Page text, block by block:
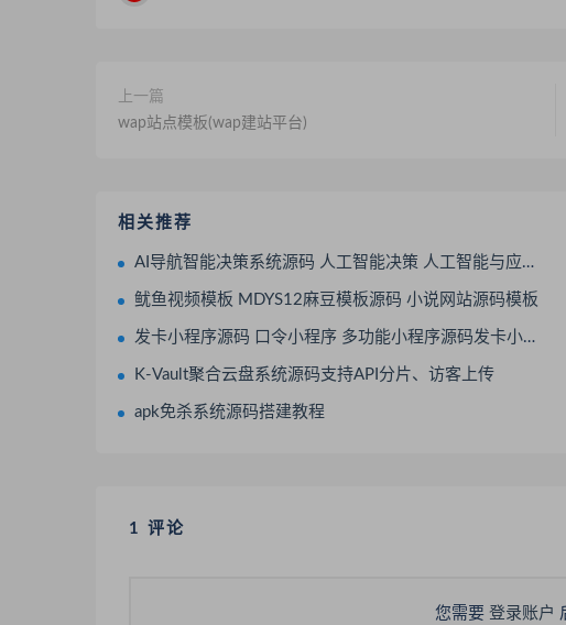
上一篇
wap站点模板(wap建站平台)
相关推荐
AI导航智能决策系统源码 人工智能决策 人工智能与应用 附教程
鱿鱼视频模板 MDYS12麻豆模板源码 小说网站源码模板
发卡小程序源码 口令小程序 多功能小程序源码发卡小程序
K-Vault聚合云盘系统源码支持API分片、访客上传
apk免杀系统源码搭建教程
1 评论
您需要 登录账户